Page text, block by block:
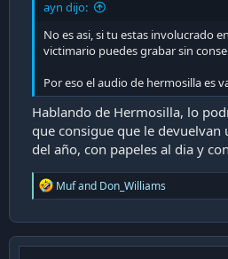
ayn dijo:
No es asi, si tu estas involucrado
victimario puedes grabar sin
Por eso el audio de hermosilla es
Hablando de Hermosilla, lo
que consigue que le devuelvan
del año, con papeles al dia y
R
e
c
t
Mufand Don_Williams